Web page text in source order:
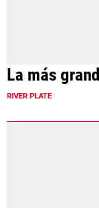
La más
RIVER PLATE